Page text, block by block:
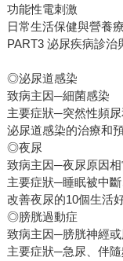
功能性電刺激
日常生活保健與營養
PART3 泌尿疾病診治
◎泌尿道感染
致病主因─細菌感染
主要症狀─突然性頻
泌尿道感染的治療和
◎夜尿
致病主因─夜尿原因
主要症狀─睡眠被中
改善夜尿的10個生活
◎膀胱過動症
致病主因─膀胱神經
主要症狀─急尿、伴